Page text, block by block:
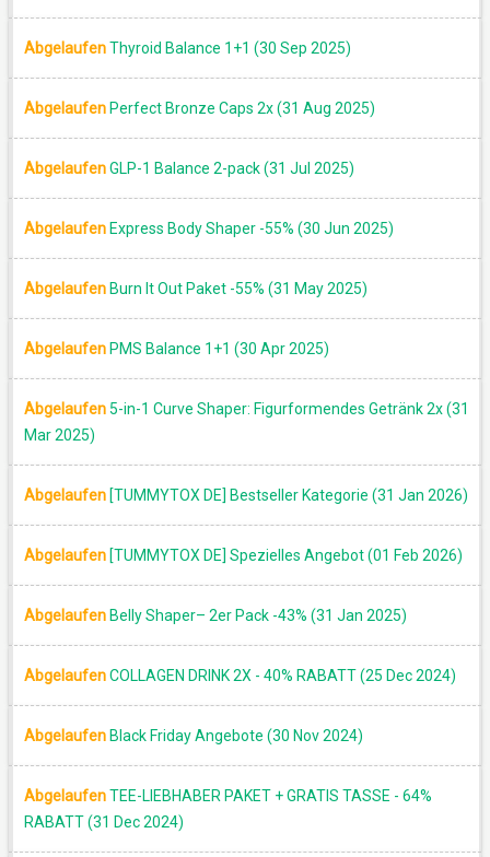
AbgelaufenThyroid Balance 1+1 (30 Sep 2025)
AbgelaufenPerfect Bronze Caps 2x (31 Aug 2025)
AbgelaufenGLP-1 Balance 2-pack (31 Jul 2025)
AbgelaufenExpress Body Shaper -55% (30 Jun 2025)
AbgelaufenBurn It Out Paket -55% (31 May 2025)
AbgelaufenPMS Balance 1+1 (30 Apr 2025)
Abgelaufen5-in-1 Curve Shaper: Figurformendes Getränk 2x (31
Mar 2025)
Abgelaufen [TUMMYTOX DE] Bestseller Kategorie (31 Jan 2026)
Abgelaufen [TUMMYTOX DE] Spezielles Angebot (01 Feb 2026)
AbgelaufenBelly Shaper– 2er Pack -43% (31 Jan 2025)
AbgelaufenCOLLAGEN DRINK 2X - 40% RABATT (25 Dec 2024)
AbgelaufenBlack Friday Angebote (30 Nov 2024)
AbgelaufenTEE-LIEBHABER PAKET + GRATIS TASSE - 64%
RABATT (31 Dec 2024)